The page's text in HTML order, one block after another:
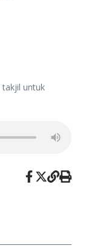
takjil untuk